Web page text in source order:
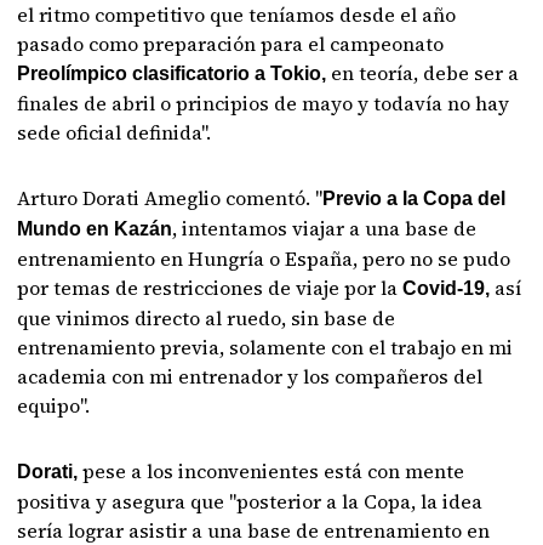
el ritmo competitivo que teníamos desde el año
pasado como preparación para el campeonato
Preolímpico clasificatorio a Tokio, en teoría, debe ser a
finales de abril o principios de mayo y todavía no hay
sede oficial definida".
Arturo Dorati Ameglio comentó. "Previo a la Copa del
Mundo en Kazán, intentamos viajar a una base de
entrenamiento en Hungría o España, pero no se pudo
por temas de restricciones de viaje por la Covid-19, así
que vinimos directo al ruedo, sin base de
entrenamiento previa, solamente con el trabajo en mi
academia con mi entrenador y los compañeros del
equipo".
Dorati, pese a los inconvenientes está con mente
positiva y asegura que "posterior a la Copa, la idea
sería lograr asistir a una base de entrenamiento en